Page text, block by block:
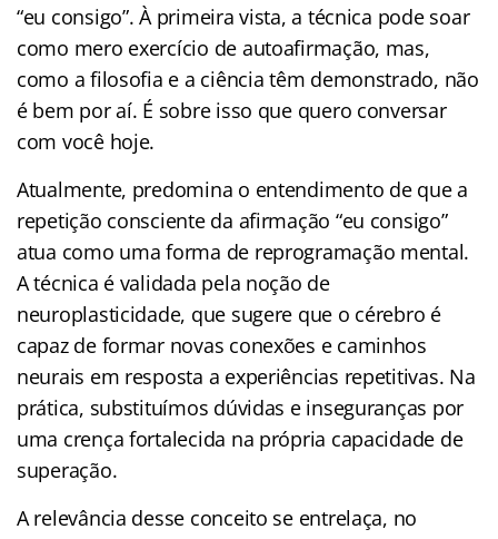
“eu consigo”. À primeira vista, a técnica pode soar
como mero exercício de autoafirmação, mas,
como a filosofia e a ciência têm demonstrado, não
é bem por aí. É sobre isso que quero conversar
com você hoje.
Atualmente, predomina o entendimento de que a
repetição consciente da afirmação “eu consigo”
atua como uma forma de reprogramação mental.
A técnica é validada pela noção de
neuroplasticidade, que sugere que o cérebro é
capaz de formar novas conexões e caminhos
neurais em resposta a experiências repetitivas. Na
prática, substituímos dúvidas e inseguranças por
uma crença fortalecida na própria capacidade de
superação.
A relevância desse conceito se entrelaça, no